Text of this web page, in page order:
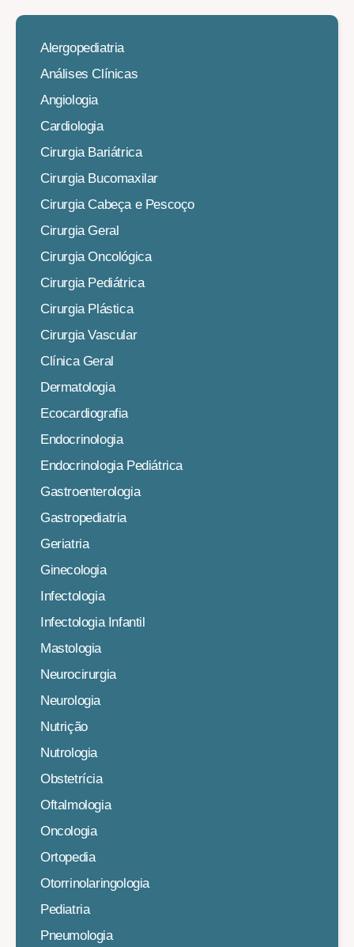
Alergopediatria
Análises Clínicas
Angiologia
Cardiologia
Cirurgia Bariátrica
Cirurgia Bucomaxilar
Cirurgia Cabeça e Pescoço
Cirurgia Geral
Cirurgia Oncológica
Cirurgia Pediátrica
Cirurgia Plástica
Cirurgia Vascular
Clínica Geral
Dermatologia
Ecocardiografia
Endocrinologia
Endocrinologia Pediátrica
Gastroenterologia
Gastropediatria
Geriatria
Ginecologia
Infectologia
Infectologia Infantil
Mastologia
Neurocirurgia
Neurologia
Nutrição
Nutrologia
Obstetrícia
Oftalmologia
Oncologia
Ortopedia
Otorrinolaringologia
Pediatria
Pneumologia